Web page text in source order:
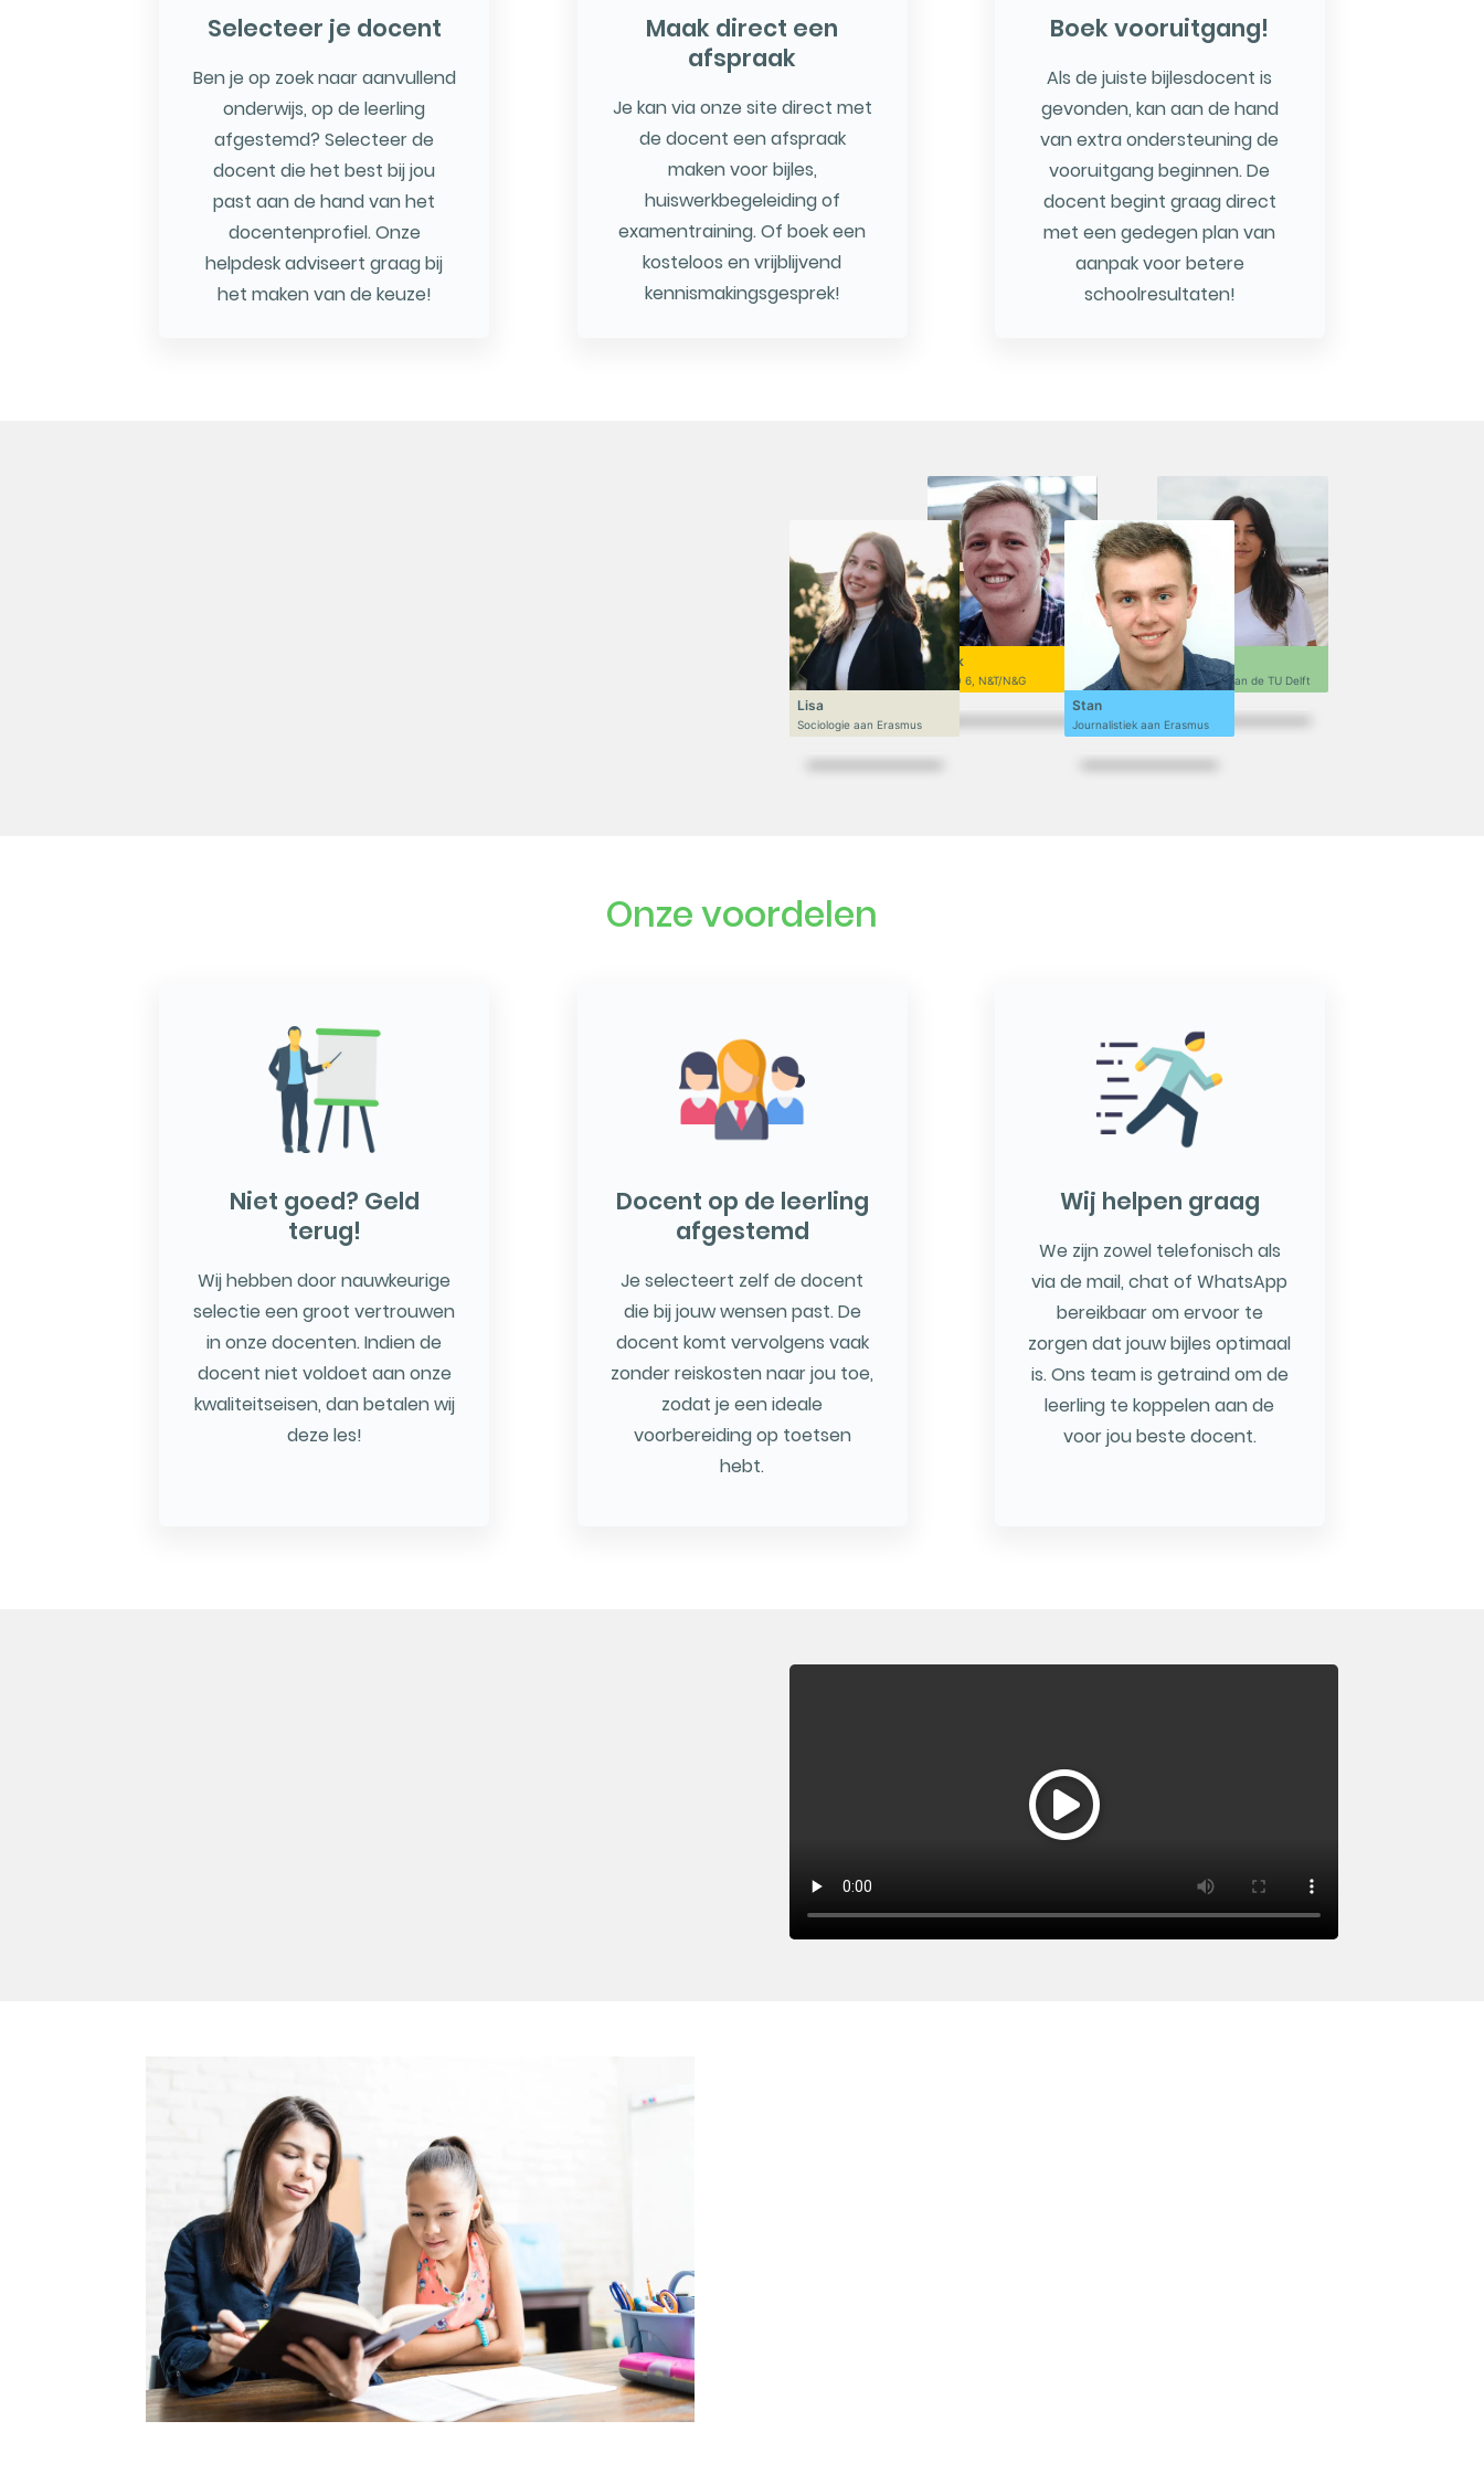
Selecteer je docent
Ben je op zoek naar aanvullend
onderwijs, op de leerling
afgestemd? Selecteer de
docent die het best bij jou
past aan de hand van het
docentenprofiel. Onze
helpdesk adviseert graag bij
het maken van de keuze!
Maak direct een
afspraak
Je kan via onze site direct met
de docent een afspraak
maken voor bijles,
huiswerkbegeleiding of
examentraining. Of boek een
kosteloos en vrijblijvend
kennismakingsgesprek!
Boek vooruitgang!
Als de juiste bijlesdocent is
gevonden, kan aan de hand
van extra ondersteuning de
vooruitgang beginnen. De
docent begint graag direct
met een gedegen plan van
aanpak voor betere
schoolresultaten!
Niek
VWO 6, N&T/N&G
Lisa
Sociologie aan Erasmus
Sofi
Ontwerpen aan de TU Delft
Stan
Journalistiek aan Erasmus
Onze voordelen
Niet goed? Geld
terug!
Wij hebben door nauwkeurige
selectie een groot vertrouwen
in onze docenten. Indien de
docent niet voldoet aan onze
kwaliteitseisen, dan betalen wij
deze les!
Docent op de leerling
afgestemd
Je selecteert zelf de docent
die bij jouw wensen past. De
docent komt vervolgens vaak
zonder reiskosten naar jou toe,
zodat je een ideale
voorbereiding op toetsen
hebt.
Wij helpen graag
We zijn zowel telefonisch als
via de mail, chat of WhatsApp
bereikbaar om ervoor te
zorgen dat jouw bijles optimaal
is. Ons team is getraind om de
leerling te koppelen aan de
voor jou beste docent.